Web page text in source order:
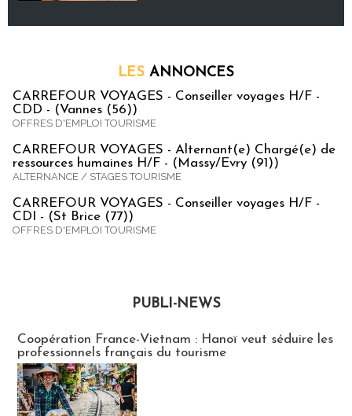
LES ANNONCES
CARREFOUR VOYAGES - Conseiller voyages H/F -
CDD - (Vannes (56))
OFFRES D'EMPLOI TOURISME
CARREFOUR VOYAGES - Alternant(e) Chargé(e) de
ressources humaines H/F - (Massy/Evry (91))
ALTERNANCE / STAGES TOURISME
CARREFOUR VOYAGES - Conseiller voyages H/F -
CDI - (St Brice (77))
OFFRES D'EMPLOI TOURISME
PUBLI-NEWS
Coopération France-Vietnam : Hanoï veut séduire les
professionnels français du tourisme